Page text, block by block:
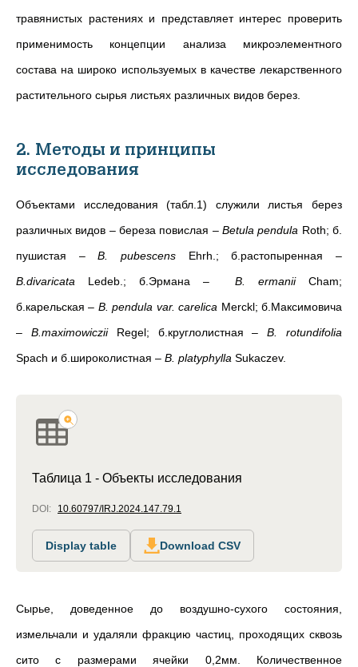
травянистых растениях и представляет интерес проверить
применимость концепции анализа микроэлементного
состава на широко используемых в качестве лекарственного
растительного сырья листьях различных видов берез.
2. Методы и принципы
исследования
Объектами исследования (табл.1) служили листья берез
различных видов – береза повислая – Betula pendula Roth; б.
пушистая –B. pubescens Ehrh.; б.растопыренная –
B.divaricata Ledeb.; б.Эрмана – B. ermaniiCham;
б.карельская – B. pendula var. carelica Merckl; б.Максимовича
– B.maximowiczii Regel; б.круглолистная –B. rotundifolia
Spach и б.широколистная – B. platyphylla Sukaczev.
Таблица 1 - Объекты исследования
DOI: 10.60797/IRJ.2024.147.79.1
Display table Download CSV
Сырье, доведенное до воздушно-сухого состояния,
измельчали и удаляли фракцию частиц, проходящих сквозь
сито с размерами ячейки 0,2мм. Количественное